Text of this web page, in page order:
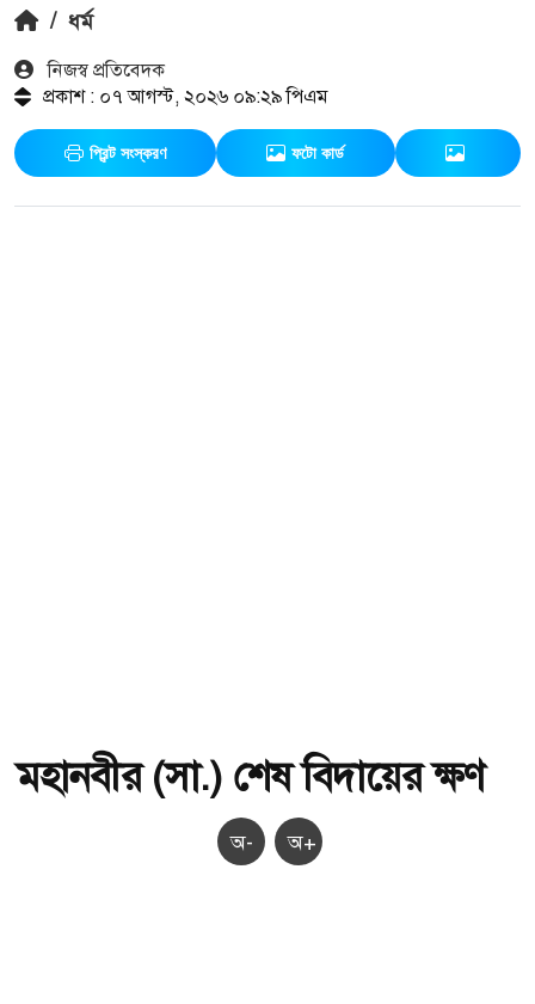
/ ধর্ম
নিজস্ব প্রতিবেদক
প্রকাশ : ০৭ আগস্ট, ২০২৬ ০৯:২৯ পিএম
প্রিন্ট সংস্করণ ফটো কার্ড
মহানবীর (সা.) শেষ বিদায়ের ক্ষণ
অ- অ+